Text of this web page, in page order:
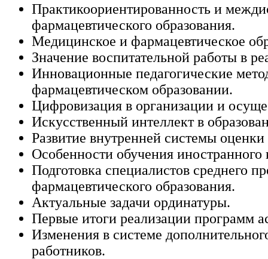
Практикоориентированность и
фармацевтического образования.
Медицинское и фармацевтическое
Значение воспитательной работы в
Инновационные педагогические
фармацевтическом образовании.
Цифровизация в организации и
Искусственный интеллект в
Развитие внутренней системы оценки
Особенности обучения
Подготовка специалистов среднего
фармацевтического образования.
Актуальные задачи ординатуры.
Первые итоги реализации программ
Изменения в системе
работников.